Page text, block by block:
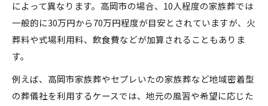
によって異なります。高岡市の場合、10人程度の家族葬では
一般的に30万円から70万円程度が目安とされていますが、火
葬料や式場利用料、飲食費などが加算されることもありま
す。
例えば、高岡市家族葬やセプレいたの家族葬など地域密着型
の葬儀社を利用するケースでは、地元の風習や希望に応じた